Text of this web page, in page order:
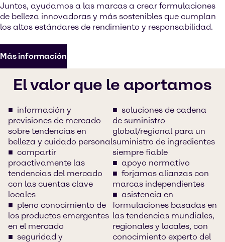
Juntos, ayudamos a las marcas a crear formulaciones
de belleza innovadoras y más sostenibles que cumplan
los altos estándares de rendimiento y responsabilidad.
Más información
El valor que le aportamos
información y
previsiones de mercado
sobre tendencias en
belleza y cuidado personal
compartir
proactivamente las
tendencias del mercado
con las cuentas clave
locales
pleno conocimiento de
los productos emergentes
en el mercado
seguridad y
soluciones de cadena
de suministro
global/regional para un
suministro de ingredientes
siempre fiable
apoyo normativo
forjamos alianzas con
marcas independientes
asistencia en
formulaciones basadas en
las tendencias mundiales,
regionales y locales, con
conocimiento experto del